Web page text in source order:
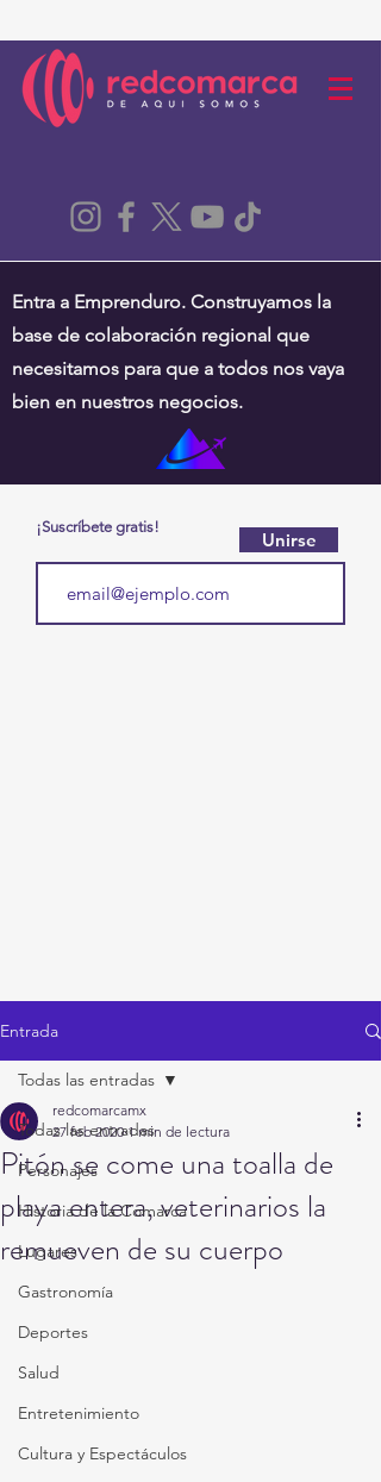
Entra a Emprenduro. Construyamos la
base de colaboración regional que
necesitamos para que a todos nos vaya
bien en nuestros negocios.
¡Suscríbete gratis!
Unirse
Entrada
Todas las entradas
Personajes
Historia de la Comarca
Lugares
Gastronomía
Deportes
Salud
Entretenimiento
Cultura y Espectáculos
Todas las entradas
Pitón se come una toalla de
playa entera, veterinarios la
remueven de su cuerpo
redcomarcamx
27 feb 2020 1 min de lectura